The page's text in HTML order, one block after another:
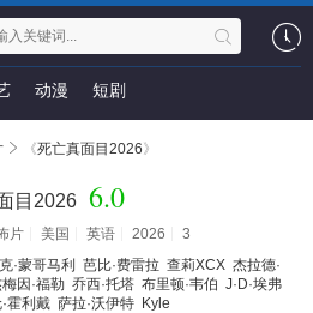
动漫 短剧
《死亡真面目2026》
目2026 6.0
片 美国 英语 2026
3
·蒙哥马利 芭比·费雷拉 查莉XCX 杰拉德·
因·福勒 乔西·托塔 布里顿·韦伯 J·D·埃弗
霍利戴 萨拉·沃伊特 Kyle